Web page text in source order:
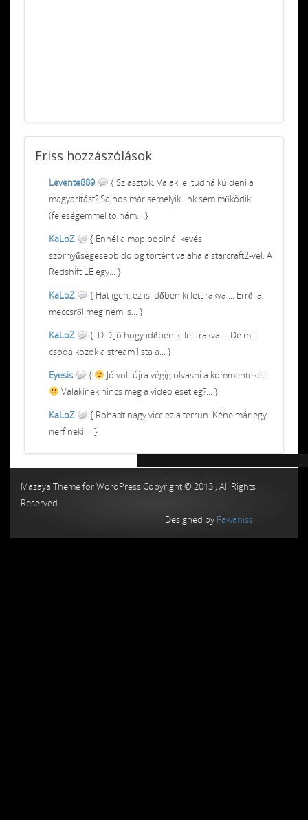
Friss hozzászólások
Levente889
{ Sziasztok, Valaki el tudná küldeni a
magyarítást? Sajnos már semelyik link sem működik.
(feleségemmel tolnám... }
KaLoZ
{ Ennél a map poolnál kevés
szörnyűségesebb dolog történt valaha a starcraft2-vel. A
Redshift LE egy... }
KaLoZ
{ Hát igen, ez is időben ki lett rakva ... Erről a
meccsről meg nem is... }
KaLoZ
{ :D:D Jó hogy időben ki lett rakva ... De mit
csodálkozok a stream lista a... }
Eyesis
{
Jó volt újra végig olvasni a kommenteket
Valakinek nincs meg a video esetleg?... }
KaLoZ
{ Rohadt nagy vicc ez a terrun. Kéne már egy
nerf neki ... }
Mazaya Theme for WordPress Copyright © 2013 , All Rights
Reserved
Designed by Fawaniss